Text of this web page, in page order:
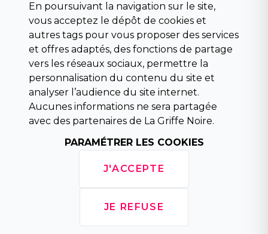
Para scolaire
Histoire
Pochoteque
Pleiade
INFORMATIONS
Droit de rétractation
Conditions générales de vente
Mentions légales
Horaires d'ouverture
En poursuivant la navigation sur le site,
vous acceptez le dépôt de cookies et
autres tags pour vous proposer des services
et offres adaptés, des fonctions de partage
vers les réseaux sociaux, permettre la
personnalisation du contenu du site et
analyser l’audience du site internet.
Aucunes informations ne sera partagée
avec des partenaires de La Griffe Noire.
PARAMÉTRER LES COOKIES
J'ACCEPTE
JE REFUSE